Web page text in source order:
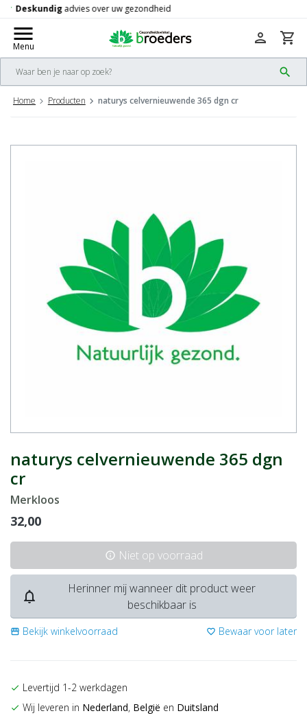
check Gratisverzending vanaf 50,-
menu
Menu
search
person shopping_cart
Home Producten naturys celvernieuwende 365 dgn cr
naturys celvernieuwende 365 dgn
cr
Merkloos
32,00
info Niet op voorraad
notifications_none
Herinner mij wanneer dit product weer
beschikbaar is
storefront Bekijk winkelvoorraad favorite_border Bewaar voor later
check Levertijd 1-2 werkdagen
check Wij leveren in Nederland, België en Duitsland